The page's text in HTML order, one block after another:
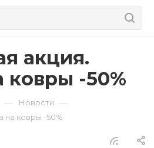
акция.
ковры -50%
— Новости —
на ковры -50%